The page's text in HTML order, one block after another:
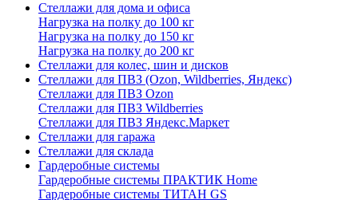
Стеллажи для дома и офиса
Нагрузка на полку до 100 кг
Нагрузка на полку до 150 кг
Нагрузка на полку до 200 кг
Стеллажи для колес, шин и дисков
Стеллажи для ПВЗ (Ozon, Wildberries, Яндекс)
Стеллажи для ПВЗ Ozon
Стеллажи для ПВЗ Wildberries
Стеллажи для ПВЗ Яндекс.Маркет
Стеллажи для гаража
Стеллажи для склада
Гардеробные системы
Гардеробные системы ПРАКТИК Home
Гардеробные системы ТИТАН GS